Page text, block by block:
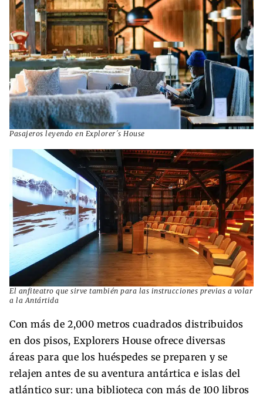
Pasajeros leyendo en Explorer´s House
El anfiteatro que sirve también para las instrucciones previas a volar
a la Antártida
Con más de 2,000 metros cuadrados distribuidos
en dos pisos, Explorers House ofrece diversas
áreas para que los huéspedes se preparen y se
relajen antes de su aventura antártica e islas del
atlántico sur: una biblioteca con más de 100 libros